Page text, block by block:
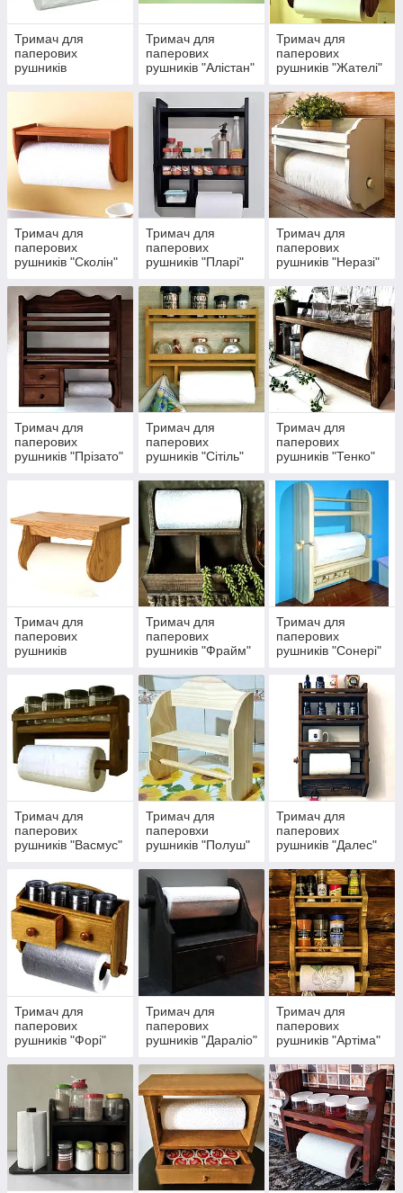
Тримач для
паперових
рушників
Тримач для
паперових
рушників "Алістан"
Тримач для
паперових
рушників "Жателі"
Тримач для
паперових
рушників "Сколін"
Тримач для
паперових
рушників "Пларі"
Тримач для
паперових
рушників "Неразі"
Тримач для
паперових
рушників "Прізато"
Тримач для
паперових
рушників "Сітіль"
Тримач для
паперових
рушників "Тенко"
Тримач для
паперових
рушників
Тримач для
паперових
рушників "Фрайм"
Тримач для
паперових
рушників "Сонері"
Тримач для
паперових
рушників "Васмус"
Тримач для
паперовхи
рушників "Полуш"
Тримач для
паперових
рушників "Далес"
Тримач для
паперових
рушників "Форі"
Тримач для
паперових
рушників "Дараліо"
Тримач для
паперових
рушників "Артіма"